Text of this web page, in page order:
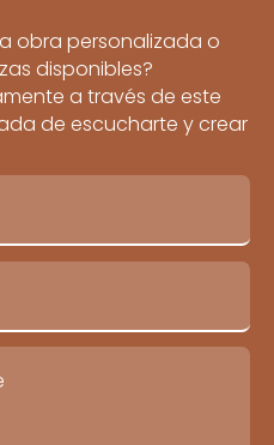
obra personalizada o
disponibles?
a través de este
de escucharte y crear